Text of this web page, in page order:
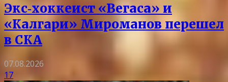
Экс‑хоккеист «Вегаса» и
«Калгари» Мироманов перешел
в СКА
07.08.2026
17